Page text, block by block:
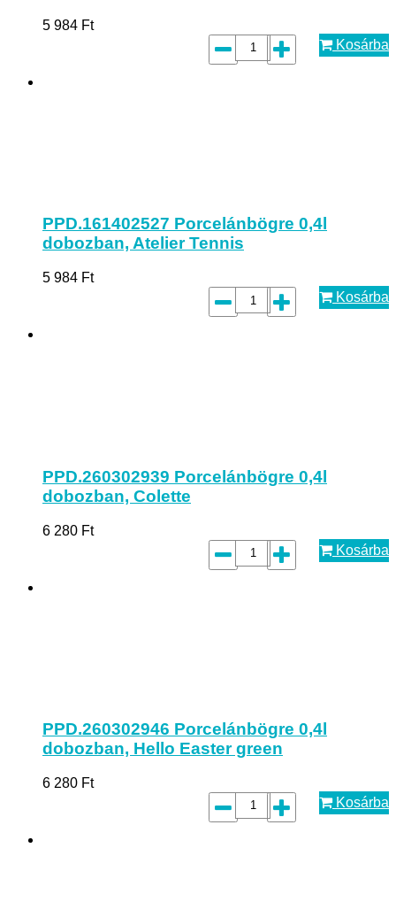
5 984 Ft
Kosárba
PPD.161402527 Porcelánbögre 0,4l
dobozban, Atelier Tennis
5 984 Ft
Kosárba
PPD.260302939 Porcelánbögre 0,4l
dobozban, Colette
6 280 Ft
Kosárba
PPD.260302946 Porcelánbögre 0,4l
dobozban, Hello Easter green
6 280 Ft
Kosárba